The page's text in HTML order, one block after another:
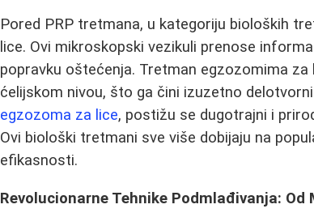
Pored PRP tretmana, u kategoriju bioloških
lice. Ovi mikroskopski vezikuli prenose
popravku oštećenja. Tretman egzozomima
ćelijskom nivou, što ga čini izuzetno
egzozoma za lice, postižu se dugotrajni i
Ovi biološki tretmani sve više dobijaju na
efikasnosti.
Revolucionarne Tehnike Podmlađivanja: